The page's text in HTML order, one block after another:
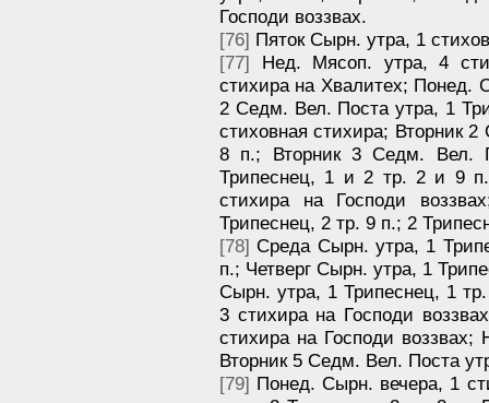
Господи воззвах.
[76] Пяток Сырн. утра, 1
[77] Нед. Мясоп. утра, 4
стихира на Хвалитех; Понед.
2 Седм. Вел. Поста утра, 1
стиховная стихира; Вторник
8 п.; Вторник 3 Седм. Вел.
Трипеснец, 1 и 2 тр. 2 и 9
стихира на Господи
Трипеснец, 2 тр. 9 п.; 2
[78] Среда Сырн. утра, 1
п.; Четверг Сырн. утра, 1
Сырн. утра, 1 Трипеснец, 1
3 стихира на Господи
стихира на Господи
Вторник 5 Седм. Вел. Поста
[79] Понед. Сырн. вечера, 1